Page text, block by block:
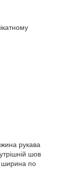
рукава
шов
по